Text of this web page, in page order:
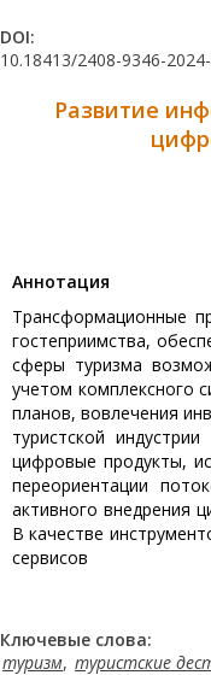
DOI:
10.18413/2408-9346-
Развитие
Aннотация
Трансформационные
гостеприимства,
сферы туризма
учетом комплексного
планов, вовлечения
туристской
цифровые продукты,
переориентации
активного внедрения
В качестве
сервисов
Ключевые слова:
туризм, туристские